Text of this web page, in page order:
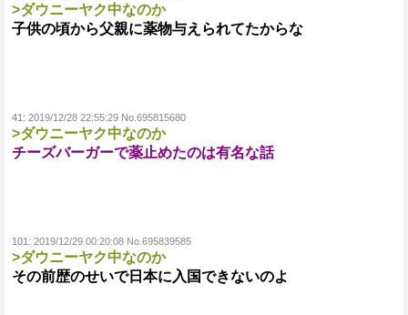
>ダウニーヤク中なのか
子供の頃から父親に薬物与えられてたからな
41: 2019/12/28 22:55:29 No.695815680
>ダウニーヤク中なのか
チーズバーガーで薬止めたのは有名な話
101: 2019/12/29 00:20:08 No.695839585
>ダウニーヤク中なのか
その前歴のせいで日本に入国できないのよ